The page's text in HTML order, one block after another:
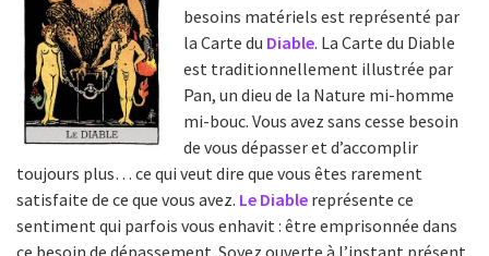
besoins matériels est représenté par
la Carte du Diable. La Carte du Diable
est traditionnellement illustrée par
Pan, un dieu de la Nature mi-homme
mi-bouc. Vous avez sans cesse besoin
de vous dépasser et d’accomplir
toujours plus… ce qui veut dire que vous êtes rarement
satisfaite de ce que vous avez. Le Diable représente ce
sentiment qui parfois vous enhavit : être emprisonnée dans
ce besoin de dépassement. Soyez ouverte à l’instant présent